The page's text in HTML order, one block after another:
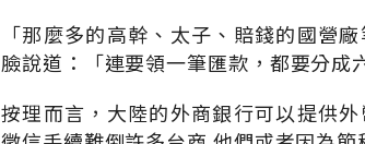
「那麼多的高幹、太子、賠錢的國營
臉說道：「連要領一筆匯款，都要分成
按理而言，大陸的外商銀行可以提供